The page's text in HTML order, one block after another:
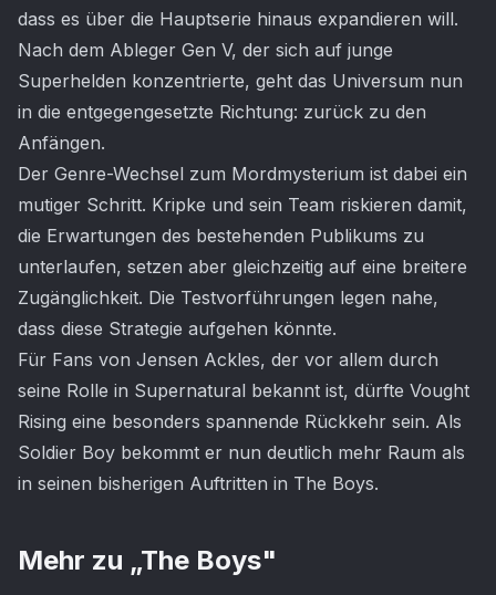
dass es über die Hauptserie hinaus expandieren will.
Nach dem Ableger Gen V, der sich auf junge
Superhelden konzentrierte, geht das Universum nun
in die entgegengesetzte Richtung: zurück zu den
Anfängen.
Der Genre-Wechsel zum Mordmysterium ist dabei ein
mutiger Schritt. Kripke und sein Team riskieren damit,
die Erwartungen des bestehenden Publikums zu
unterlaufen, setzen aber gleichzeitig auf eine breitere
Zugänglichkeit. Die Testvorführungen legen nahe,
dass diese Strategie aufgehen könnte.
Für Fans von Jensen Ackles, der vor allem durch
seine Rolle in Supernatural bekannt ist, dürfte Vought
Rising eine besonders spannende Rückkehr sein. Als
Soldier Boy bekommt er nun deutlich mehr Raum als
in seinen bisherigen Auftritten in The Boys.
Mehr zu „The Boys"